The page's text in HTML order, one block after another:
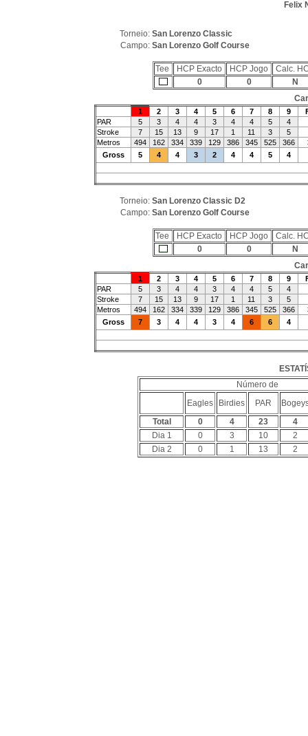
Felix
Torneio: San Lorenzo Classic
Campo: San Lorenzo Golf Course
Tee HCP Exacto HCP Jogo
Calc.
0
0
N
1 2 3 4 5 6 7 8 9
PAR
5 3 4 4 3 4 4 5
4
Stroke
7 15 13 9 17 1 11 3
5
Metros
494 162 334 339 129 386 345 525 366
Gross
5 4 4 3 2 4 4 5 4
Torneio: San Lorenzo Classic D2
Campo: San Lorenzo Golf Course
Tee HCP Exacto HCP Jogo
Calc.
0
0
N
1 2 3 4 5 6 7 8 9
PAR
5 3 4 4 3 4 4 5
4
Stroke
7 15 13 9 17 1 11 3
5
Metros
494 162 334 339 129 386 345 525 366
Gross
7 3 4 4 3 4 6 6 4
Número de
Eagles
Birdies PAR
Total
0 4 23
4
Dia 1
0 3 10
2
Dia 2
0 1 13 2